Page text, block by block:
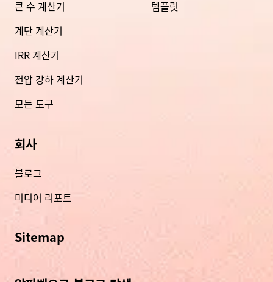
큰 수 계산기
계단 계산기
IRR 계산기
전압 강하 계산기
모든 도구
템플릿
회사
블로그
미디어 리포트
Sitemap